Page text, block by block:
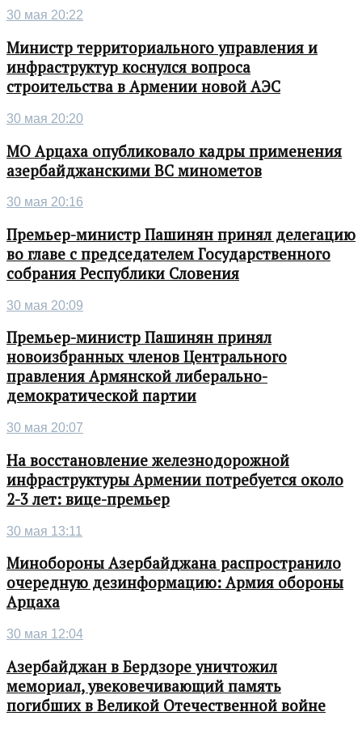
30 мая 20:22
Министр территориального управления и
инфраструктур коснулся вопроса
строительства в Армении новой АЭС
30 мая 20:20
МО Арцаха опубликовало кадры применения
азербайджанскими ВС минометов
30 мая 20:16
Премьер-министр Пашинян принял делегацию
во главе с председателем Государственного
собрания Республики Словения
30 мая 20:09
Премьер-министр Пашинян принял
новоизбранных членов Центрального
правления Армянской либерально-
демократической партии
30 мая 20:07
На восстановление железнодорожной
инфраструктуры Армении потребуется около
2-3 лет: вице-премьер
30 мая 13:11
Минобороны Азербайджана распространило
очередную дезинформацию: Армия обороны
Арцаха
30 мая 12:04
Азербайджан в Бердзоре уничтожил
мемориал, увековечивающий память
погибших в Великой Отечественной войне